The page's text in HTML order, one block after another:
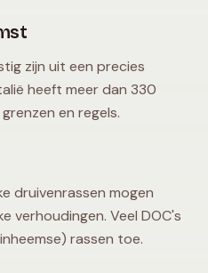
zijn uit een precies
heeft meer dan 330
en regels.
druivenrassen mogen
verhoudingen. Veel DOC's
rassen toe.